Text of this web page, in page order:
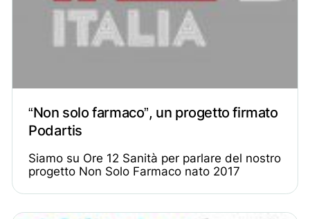
“Non solo farmaco”, un progetto firmato
Podartis
Siamo su Ore 12 Sanità per parlare del nostro
progetto Non Solo Farmaco nato 2017